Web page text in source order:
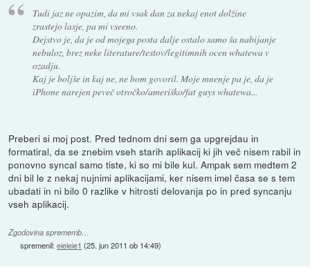
Tudi jaz ne opazim, da mi vsak dan za nekaj enot dolžine
zrastejo lasje, pa mi vseeno.
Dejstvo je, da je od mojega posta dalje ostalo samo ša nabijanje
nebuloz, brez neke literature/testov/legitimnih ocen whatewa v
ozadju.
Kaj je boljše in kaj ne, ne bom govoril. Moje mnenje pa je, da je
iPhone narejen peveč otročko/ameriško/fat guys whatewa...
Preberi si moj post. Pred tednom dni sem ga upgrejdau in
formatiral, da se znebim vseh starih aplikacij ki jih več nisem rabil in
ponovno syncal samo tiste, ki so mi bile kul. Ampak sem medtem 2
dni bil le z nekaj nujnimi aplikacijami, ker nisem imel časa se s tem
ubadati in ni bilo 0 razlike v hitrosti delovanja po in pred syncanju
vseh aplikacij.
Zgodovina sprememb…
spremenil:eieieie1 (25. jun 2011 ob 14:49)